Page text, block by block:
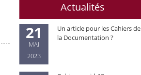
Actualités
21
MAI
2023
Un article pour les Cahiers de
la Documentation ?